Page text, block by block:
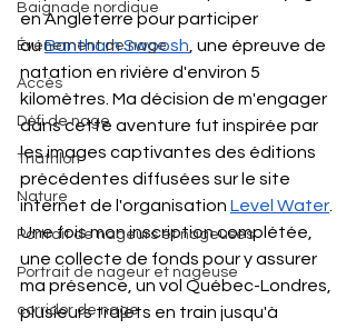
Baignade nordique
Événement de nage
Accès
Défi de nage
Triathlon
Nature
Portrait de nageurs et nageuses
Portrait de nageur et nageuse
corridor de nage
en Angleterre pour participer
auBantham Swoosh , une épreuve de
natation en rivière d'environ 5
kilomètres. Ma décision de m'engager
dans cette aventure fut inspirée par
les images captivantes des éditions
précédentes diffusées sur le site
internet de l'organisation Level Water
Une fois mon inscription complétée,
une collecte de fonds pour y assurer
ma présence, un vol Québec-Londres,
plusieurs trajets en train jusqu'à